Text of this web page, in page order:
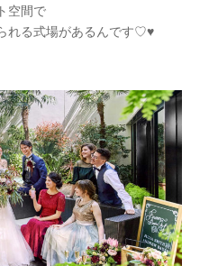
空間で
れる式場があるんです♡♥